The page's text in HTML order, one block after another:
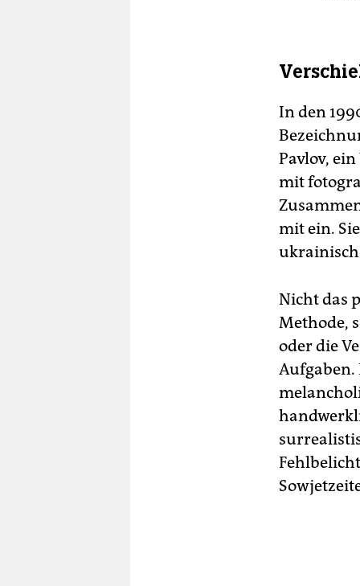
In den
Pavlov,
mit
mit ein.
Nicht das
Methode,
oder die